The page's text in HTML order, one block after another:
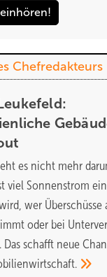
Chefredakteurs
es nicht mehr
viel Sonnenstrom
wer Überschüsse
oder bei
Das schafft neue